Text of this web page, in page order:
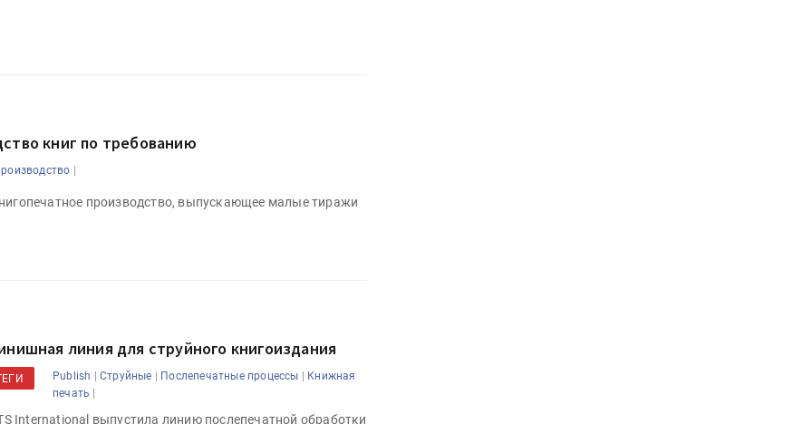
книг по требованию
|
производство, выпускающее малые тиражи
линия для струйного книгоиздания
Publish |Струйные | Послепечатные процессы | Книжная
печать |
International выпустила линию послепечатной обработки